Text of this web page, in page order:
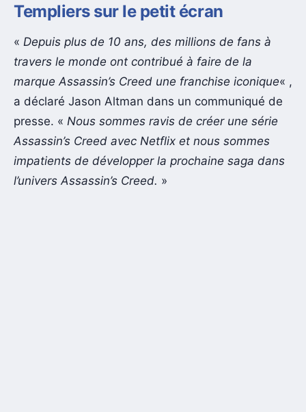
Templiers sur le petit écran
« Depuis plus de 10 ans, des millions de fans à
travers le monde ont contribué à faire de la
marque Assassin’s Creed une franchise iconique« ,
a déclaré Jason Altman dans un communiqué de
presse. « Nous sommes ravis de créer une série
Assassin’s Creed avec Netflix et nous sommes
impatients de développer la prochaine saga dans
l’univers Assassin’s Creed. »